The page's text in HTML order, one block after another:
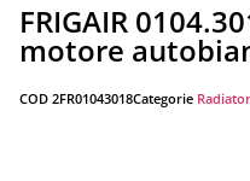
FRIGAIR
motore
COD 2FR01043018Categorie